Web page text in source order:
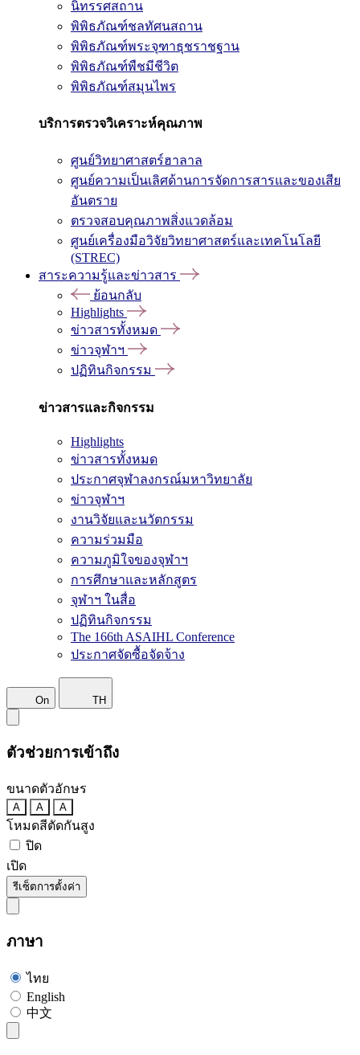
นิทรรศสถาน
พิพิธภัณฑ์ชลทัศนสถาน
พิพิธภัณฑ์พระจุฑาธุชราชฐาน
พิพิธภัณฑ์พืชมีชีวิต
พิพิธภัณฑ์สมุนไพร
บริการตรวจวิเคราะห์คุณภาพ
ศูนย์วิทยาศาสตร์ฮาลาล
ศูนย์ความเป็นเลิศด้านการจัดการสารและของเสีย
อันตราย
ตรวจสอบคุณภาพสิ่งแวดล้อม
ศูนย์เครื่องมือวิจัยวิทยาศาสตร์และเทคโนโลยี
(STREC)
สาระความรู้และข่าวสาร
ย้อนกลับ
Highlights
ข่าวสารทั้งหมด
ข่าวจุฬาฯ
ปฏิทินกิจกรรม
ข่าวสารและกิจกรรม
Highlights
ข่าวสารทั้งหมด
ประกาศจุฬาลงกรณ์มหาวิทยาลัย
ข่าวจุฬาฯ
งานวิจัยและนวัตกรรม
ความร่วมมือ
ความภูมิใจของจุฬาฯ
การศึกษาและหลักสูตร
จุฬาฯ ในสื่อ
ปฏิทินกิจกรรม
The 166th ASAIHL Conference
ประกาศจัดซื้อจัดจ้าง
On TH
ตัวช่วยการเข้าถึง
ขนาดตัวอักษร
A A A
โหมดสีตัดกันสูง
ปิด
เปิด
รีเซ็ตการตั้งค่า
ภาษา
ไทย
English
中文